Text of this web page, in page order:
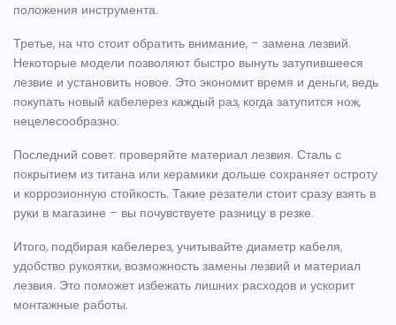
положения инструмента.
Третье, на что стоит обратить внимание, – замена лезвий.
Некоторые модели позволяют быстро вынуть затупившееся
лезвие и установить новое. Это экономит время и деньги, ведь
покупать новый кабелерез каждый раз, когда затупится нож,
нецелесообразно.
Последний совет: проверяйте материал лезвия. Сталь с
покрытием из титана или керамики дольше сохраняет остроту
и коррозионную стойкость. Такие резатели стоит сразу взять в
руки в магазине – вы почувствуете разницу в резке.
Итого, подбирая кабелерез, учитывайте диаметр кабеля,
удобство рукоятки, возможность замены лезвий и материал
лезвия. Это поможет избежать лишних расходов и ускорит
монтажные работы.